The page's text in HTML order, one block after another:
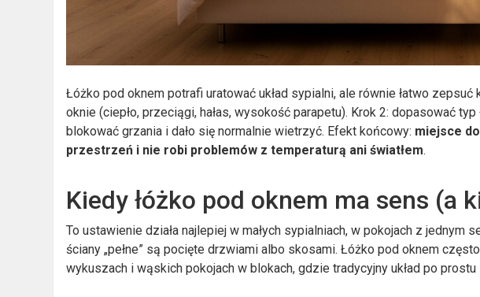
Łóżko pod oknem potrafi uratować układ sypialni, ale równie łatwo
oknie (ciepło, przeciągi, hałas, wysokość parapetu). Krok 2: dopasować
blokować grzania i dało się normalnie wietrzyć. Efekt końcowy: miejsce
przestrzeń i nie robi problemów z temperaturą ani światłem.
Kiedy łóżko pod oknem ma sens (a
To ustawienie działa najlepiej w małych sypialniach, w pokojach z jednym
ściany „pełne” są pocięte drzwiami albo skosami. Łóżko pod oknem
wykuszach i wąskich pokojach w blokach, gdzie tradycyjny układ po